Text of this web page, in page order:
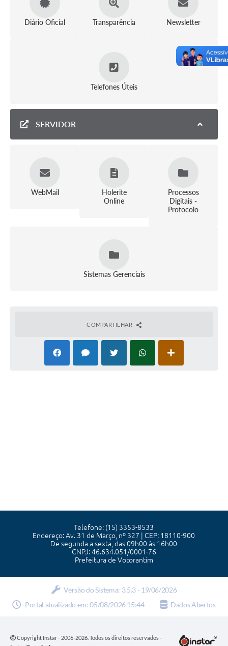
Diário Oficial Transparência Newsletter
Telefones Úteis
SERVIDOR
WebMail
Holerite
Online
Processos
Digitais -
Protocolo
Sistemas Gerenciais
COMPARTILHAR
Telefone: (15) 3353-8533
Endereço: Av. 31 de Março, nº 327 | CEP: 18110-900
De segunda a sexta, das 09h00 às 16h00
CNPJ: 46.634.051/0001-76
Prefeitura de Votorantim
Versão do Sistema: 3.5.3 - 19/06/2026
Portal atualizado em:05/08/2026 15:44 Dados Abertos
Copyright Instar - 2006-2026. Todos os direitos reservados -